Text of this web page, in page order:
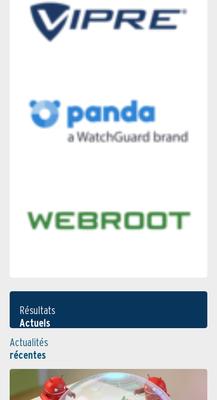
Résultats
Actuels
Actualités
récentes